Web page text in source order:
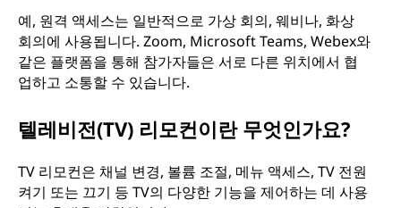
예, 원격 액세스는 일반적으로 가상 회의, 웨비나, 화상
회의에 사용됩니다. Zoom, Microsoft Teams, Webex와
같은 플랫폼을 통해 참가자들은 서로 다른 위치에서 협
업하고 소통할 수 있습니다.
텔레비전(TV) 리모컨이란 무엇인가요?
TV 리모컨은 채널 변경, 볼륨 조절, 메뉴 액세스, TV 전원
켜기 또는 끄기 등 TV의 다양한 기능을 제어하는 데 사용